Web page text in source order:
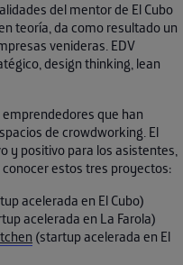
del mentor de El Cubo
teoría, da como resultado un
venideras. EDV
design thinking, lean
que han
de crowdworking. El
y positivo para los asistentes,
estos tres proyectos:
acelerada en El Cubo)
acelerada en La Farola)
(startup acelerada en El